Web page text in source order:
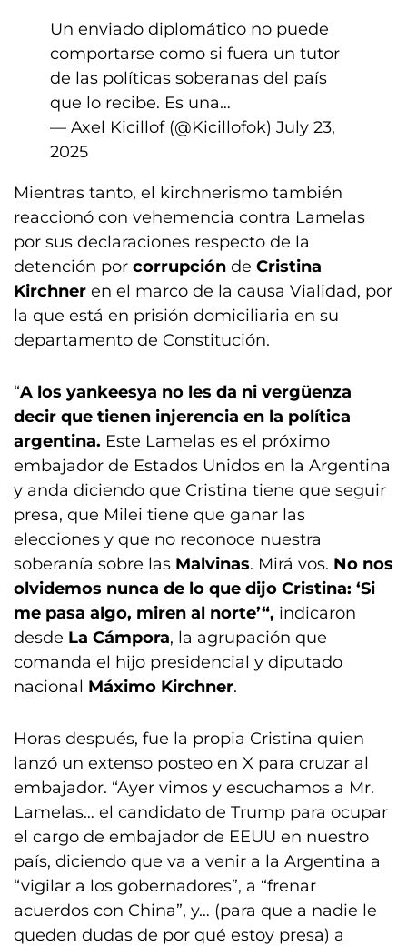
Un enviado diplomático no puede
comportarse como si fuera un tutor
de las políticas soberanas del país
que lo recibe. Es una…
— Axel Kicillof (@Kicillofok) July 23,
2025
Mientras tanto, el kirchnerismo también
reaccionó con vehemencia contra Lamelas
por sus declaraciones respecto de la
detención por corrupción de Cristina
Kirchner en el marco de la causa Vialidad, por
la que está en prisión domiciliaria en su
departamento de Constitución.
“A los yankeesya no les da ni vergüenza
decir que tienen injerencia en la política
argentina. Este Lamelas es el próximo
embajador de Estados Unidos en la Argentina
y anda diciendo que Cristina tiene que seguir
presa, que Milei tiene que ganar las
elecciones y que no reconoce nuestra
soberanía sobre las Malvinas. Mirá vos. No nos
olvidemos nunca de lo que dijo Cristina: ‘Si
me pasa algo, miren al norte’“, indicaron
desde La Cámpora, la agrupación que
comanda el hijo presidencial y diputado
nacional Máximo Kirchner.
Horas después, fue la propia Cristina quien
lanzó un extenso posteo en X para cruzar al
embajador. “Ayer vimos y escuchamos a Mr.
Lamelas… el candidato de Trump para ocupar
el cargo de embajador de EEUU en nuestro
país, diciendo que va a venir a la Argentina a
“vigilar a los gobernadores”, a “frenar
acuerdos con China”, y… (para que a nadie le
queden dudas de por qué estoy presa) a